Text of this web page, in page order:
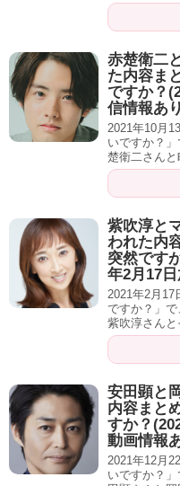
この二人としかあってな
絶対やりたくなかったと
ーに向いている。
正義感、直感、人のバラ
２５歳でもう辞めたいと
白石「この頃から卒業し
完璧にやりすぎて、ずっ
赤楚衛二
た内容ま
ですか？
信情報あり
2021年10月
いですか？
楚衛二さん
紫吹淳と
われた内
突然です
年2月17
2021年2月17
ですか？」
紫吹淳さん
安田顕と
内容まと
すか？
動画情報
2021年12月
いですか？